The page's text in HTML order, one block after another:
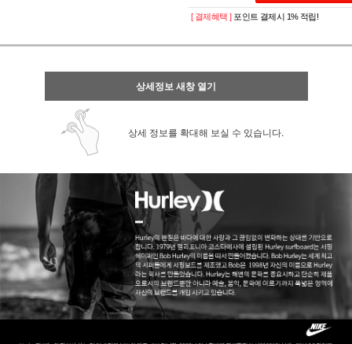
[ 결제혜택 ] 포인트 결제시 1% 적립!
상세정보 새창 열기
상세 정보를 확대해 보실 수 있습니다.